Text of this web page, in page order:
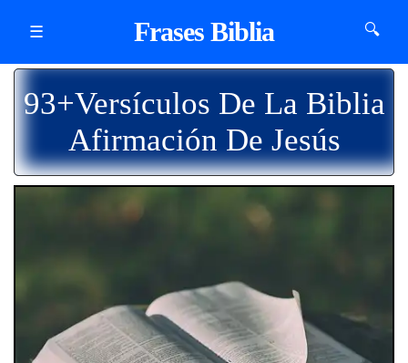
☰ Frases Biblia 🔍
93+Versículos De La Biblia
Afirmación De Jesús